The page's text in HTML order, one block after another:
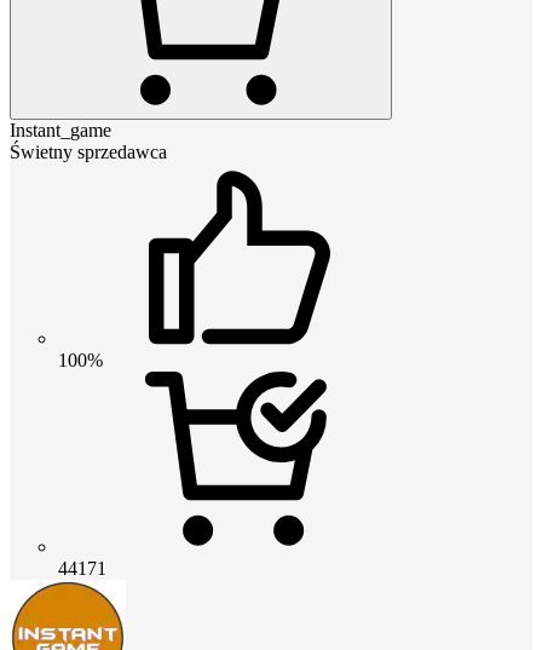
Instant_game
Świetny sprzedawca
100%
44171